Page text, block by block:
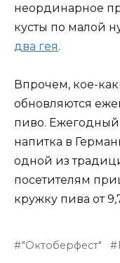
неординарное
кусты по малой
два гея.
Впрочем, кое-
обновляются
пиво. Ежегодный
напитка в
одной из
посетителям
кружку пива от
"Октоберфест"